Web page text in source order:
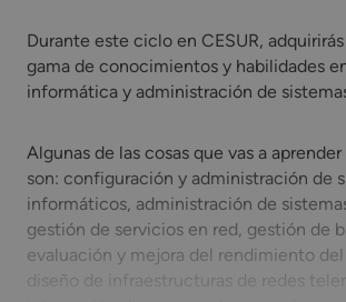
Durante este ciclo en CESUR,
gama de conocimientos y habilidades
informática y administración de
Algunas de las cosas que vas a
son: configuración y administración de
informáticos, administración de
gestión de servicios en red, gestión de
evaluación y mejora del rendimiento del
diseño de infraestructuras de redes